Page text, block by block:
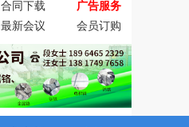
合同下载
广告服务
最新会议
会员订购